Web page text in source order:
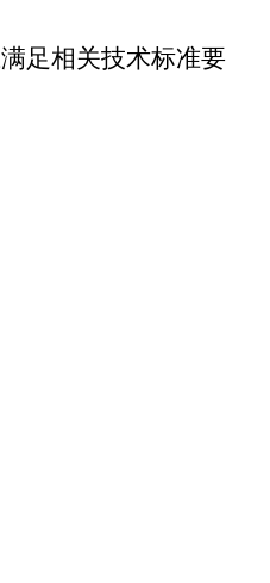
足相关技术标准要